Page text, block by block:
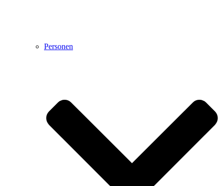
Personen